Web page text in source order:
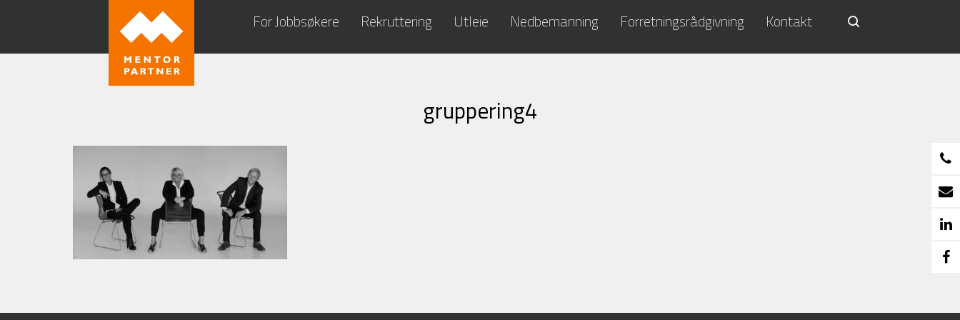
For Jobbsøkere Rekruttering Utleie Nedbemanning Forretningsrådgivning Kontakt
gruppering4